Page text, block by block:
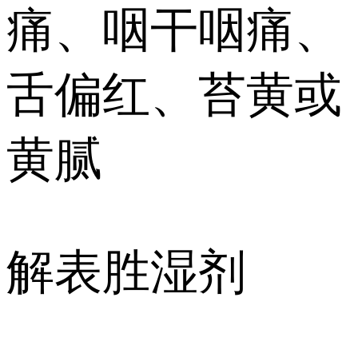
痛、咽干咽痛、
舌偏红、苔黄或
黄腻
解表胜湿剂